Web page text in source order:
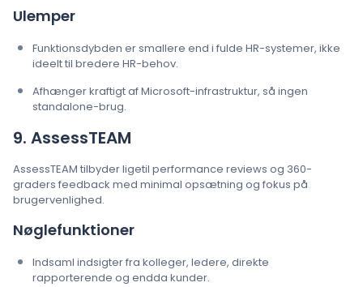
Ulemper
Funktionsdybden er smallere end i fulde HR-systemer, ikke
ideelt til bredere HR-behov.
Afhænger kraftigt af Microsoft-infrastruktur, så ingen
standalone-brug.
9. AssessTEAM
AssessTEAM tilbyder ligetil performance reviews og 360-
graders feedback med minimal opsætning og fokus på
brugervenlighed.
Nøglefunktioner
Indsaml indsigter fra kolleger, ledere, direkte
rapporterende og endda kunder.